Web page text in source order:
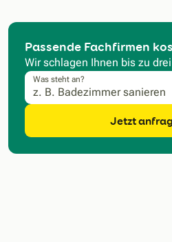
Passende Fachfirmen
Wir schlagen Ihnen bis zu
Was steht an?
Jetzt